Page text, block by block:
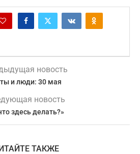
новость
и люди: 30 мая
новость
здесь делать?»
ТАКЖЕ